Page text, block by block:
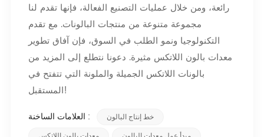
رائعة، ومن خلال عمليات التصنيع الفعالة، فإنها تقدم لنا
مجموعة متنوعة من منتجات البالونات. مع تقدم
التكنولوجيا ونمو الطلب في السوق، فإن آفاق تطوير
معدات بالون اللاتكس مثيرة. دعونا نتطلع إلى المزيد من
بالونات اللاتكس الجميلة والملونة التي تتفتح في
المستقبل!
العلامات الساخنة : خط إنتاج البالون